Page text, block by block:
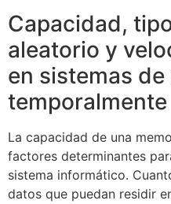
Capacidad,
aleatorio y
en sistemas
temporalmente
La capacidad de una
factores determinantes
sistema informático.
datos que puedan residir